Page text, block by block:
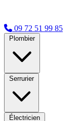
09 72 51 99 85
Plombier
Serrurier
Électricien